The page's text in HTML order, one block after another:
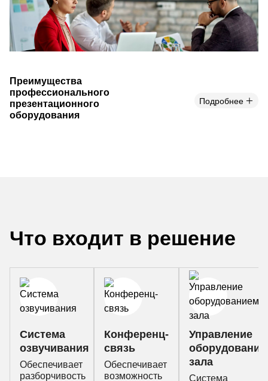
Преимущества
профессионального
презентационного
оборудования
Подробнее
Что входит в решение
Система
озвучивания
Обеспечивает
разборчивость
Конференц-
связь
Обеспечивает
возможность
Управление
зала
Система